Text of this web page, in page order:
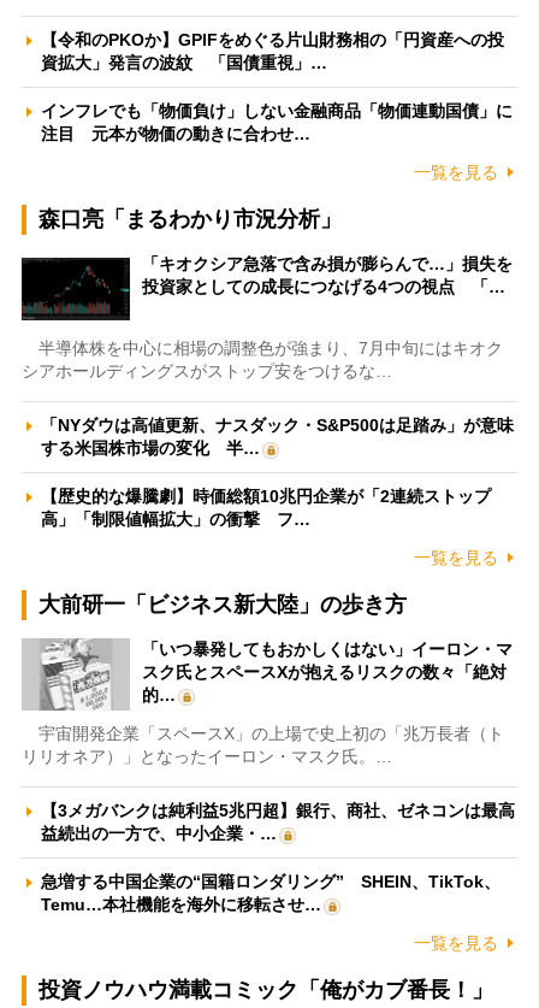
【令和のPKOか】GPIFをめぐる片山財務相の「円資産への投
資拡大」発言の波紋 「国債重視」…
インフレでも「物価負け」しない金融商品「物価連動国債」に
注目 元本が物価の動きに合わせ…
一覧を見る
森口亮「まるわかり市況分析」
「キオクシア急落で含み損が膨らんで…」損失を
投資家としての成長につなげる4つの視点 「…
半導体株を中心に相場の調整色が強まり、7月中旬にはキオク
シアホールディングスがストップ安をつけるな…
「NYダウは高値更新、ナスダック・S&P500は足踏み」が意味
する米国株市場の変化 半…
【歴史的な爆騰劇】時価総額10兆円企業が「2連続ストップ
高」「制限値幅拡大」の衝撃 フ…
一覧を見る
大前研一「ビジネス新大陸」の歩き方
「いつ暴発してもおかしくはない」イーロン・マ
スク氏とスペースXが抱えるリスクの数々「絶対
的…
宇宙開発企業「スペースX」の上場で史上初の「兆万長者（ト
リリオネア）」となったイーロン・マスク氏。…
【3メガバンクは純利益5兆円超】銀行、商社、ゼネコンは最高
益続出の一方で、中小企業・…
急増する中国企業の“国籍ロンダリング” SHEIN、TikTok、
Temu…本社機能を海外に移転させ…
一覧を見る
投資ノウハウ満載コミック「俺がカブ番長！」